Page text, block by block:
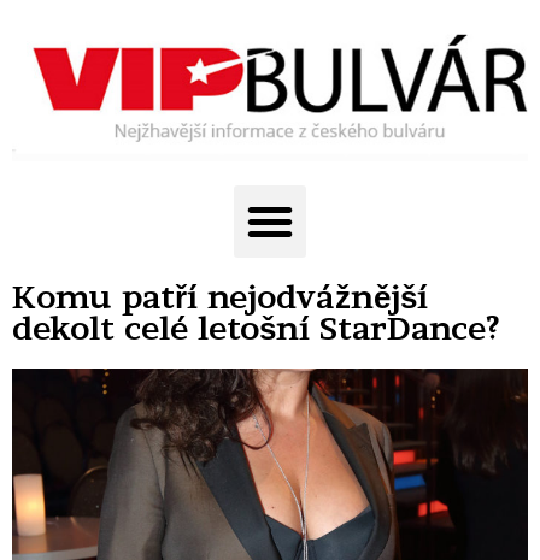
Komu patří nejodvážnější
dekolt celé letošní StarDance?